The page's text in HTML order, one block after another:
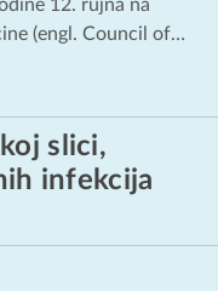
12. rujna na
(engl. Council of…
slici,
infekcija